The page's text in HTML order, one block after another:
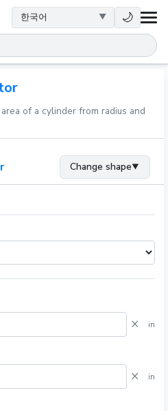
🌙
of a cylinder from radius and
Change shape▼
× in
× in